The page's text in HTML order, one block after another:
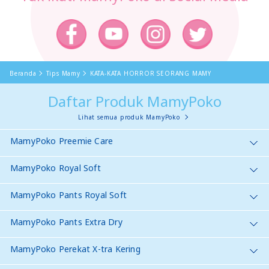
Beranda Tips Mamy KATA-KATA HORROR SEORANG MAMY
Daftar Produk MamyPoko
Lihat semua produk MamyPoko
MamyPoko Preemie Care
MamyPoko Royal Soft
MamyPoko Pants Royal Soft
MamyPoko Pants Extra Dry
MamyPoko Perekat X-tra Kering